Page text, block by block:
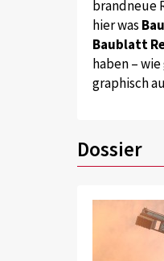
brandneue
hier was
Baublatt
haben –
graphisch
Dossier